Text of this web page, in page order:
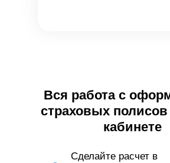
Вся работа с
страховых
кабинете
Сделайте расчет в